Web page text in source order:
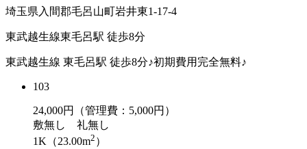
埼玉県入間郡毛呂山町岩井東1-17-4
東武越生線東毛呂駅 徒歩8分
東武越生線 東毛呂駅 徒歩8分♪初期費用完全無料♪
103
24,000円（管理費：5,000円）
敷無し 礼無し
1K（23.00m2 ）